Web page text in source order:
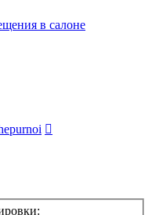
в салоне